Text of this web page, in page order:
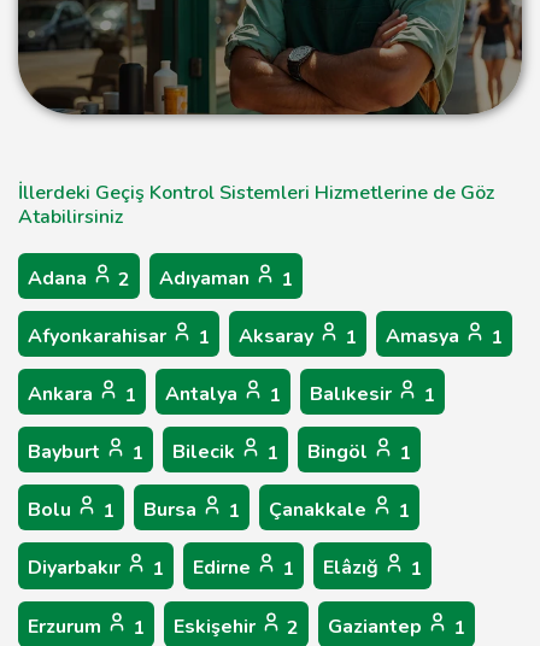
İllerdeki Geçiş Kontrol Sistemleri Hizmetlerine de Göz
Atabilirsiniz
Adana 2 Adıyaman 1
Afyonkarahisar 1 Aksaray 1 Amasya 1
Ankara 1 Antalya 1 Balıkesir 1
Bayburt 1 Bilecik 1 Bingöl 1
Bolu 1 Bursa 1 Çanakkale 1
Diyarbakır 1 Edirne 1 Elâzığ 1
Erzurum 1 Eskişehir 2 Gaziantep 1